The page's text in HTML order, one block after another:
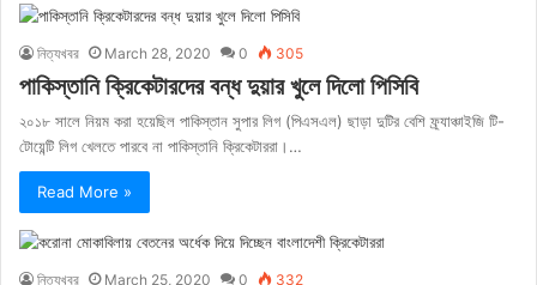
নিত্যখবর March 28, 2020 0 305
পাকিস্তানি ক্রিকেটারদের বন্ধ দুয়ার খুলে দিলো পিসিবি
২০১৮ সালে নিয়ম করা হয়েছিল পাকিস্তান সুপার লিগ (পিএসএল) ছাড়া দুটির বেশি ফ্র্যাঞ্চাইজি টি-
টোয়েন্টি লিগ খেলতে পারবে না পাকিস্তানি ক্রিকেটাররা।…
Read More »
নিত্যখবর March 25, 2020 0 332